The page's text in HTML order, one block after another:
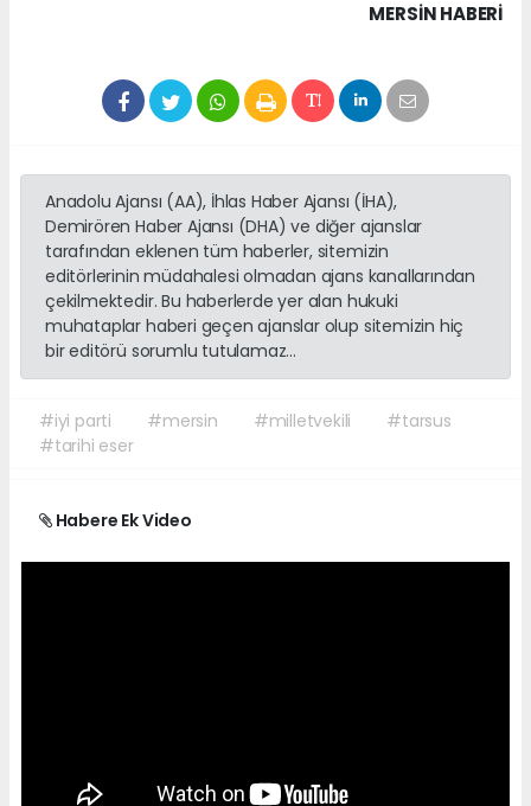
MERSIN HABERİ
Anadolu Ajansı (AA), İhlas Haber Ajansı (İHA),
Demirören Haber Ajansı (DHA) ve diğer ajanslar
tarafından eklenen tüm haberler, sitemizin
editörlerinin müdahalesi olmadan ajans kanallarından
çekilmektedir. Bu haberlerde yer alan hukuki
muhataplar haberi geçen ajanslar olup sitemizin hiç
bir editörü sorumlu tutulamaz...
#iyi parti #mersin #milletvekili
#tarsus
#tarihi eser
Habere Ek Video